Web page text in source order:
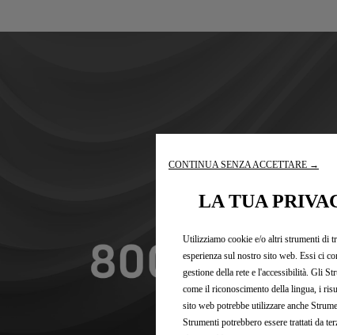
CONTINUA SENZA ACCETTARE →
LA TUA
Utilizziamo cookie e/o altri strumenti di
esperienza sul nostro sito web. Essi ci
gestione della rete e l'accessibilità. Gli
come il riconoscimento della lingua, i
sito web potrebbe utilizzare anche
Strumenti potrebbero essere trattati da